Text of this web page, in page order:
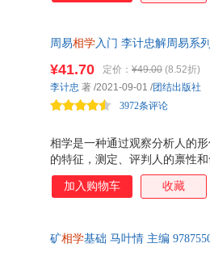
周易相学入门 李计忠解周易系
知识。
相学是一种通过观察分析人的
的特征，测定、评判人的禀性
学问。研究相学关键要看它对
什么样的作用。 长期的实践证
大。因此，在出版一系列风水
¥41.70 定价： ¥49.00 (8.52折)
3972条评论
李计忠 著 /2021-09-01 /团结出版社
加入购物车 收藏
矿相学基础 马叶情 主编